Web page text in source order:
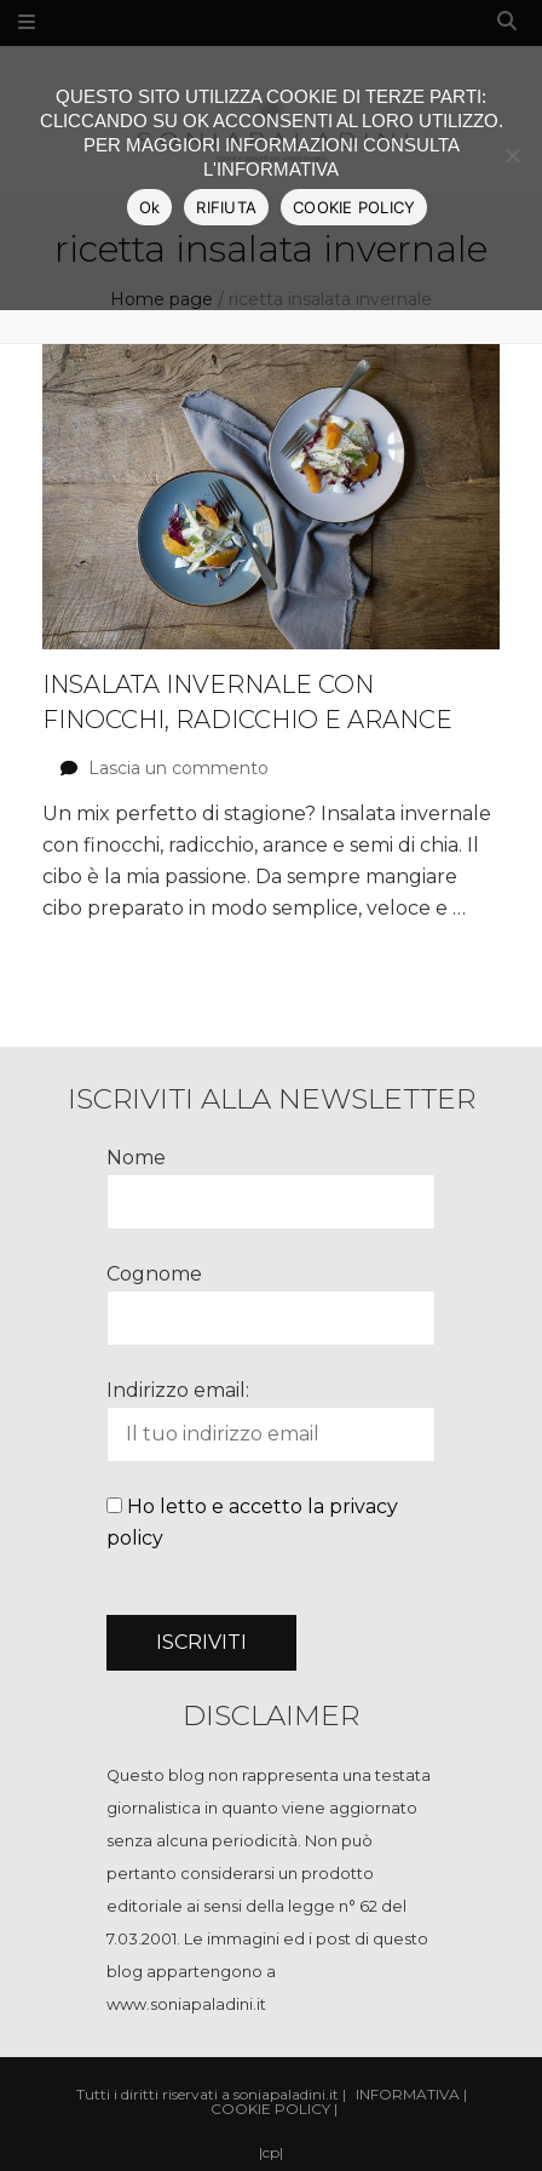
ricetta insalata invernale
Home page / ricetta insalata invernale
INSALATA INVERNALE CON
FINOCCHI, RADICCHIO E ARANCE
Lascia un commento
invernale
con
finocchi,
radicchio
e
Un mix perfetto di stagione? Insalata invernale
con finocchi, radicchio, arance e semi di chia. Il
cibo è la mia passione. Da sempre mangiare
cibo preparato in modo semplice, veloce e …
QUESTO SITO UTILIZZA COOKIE DI TERZE PARTI:
CLICCANDO SU OK ACCONSENTI AL LORO UTILIZZO.
PER MAGGIORI INFORMAZIONI CONSULTA
L'INFORMATIVA
Ok RIFIUTA COOKIE POLICY
ISCRIVITI ALLA NEWSLETTER
Nome
Cognome
Indirizzo email:
Ho letto e accetto la privacy
policy
DISCLAIMER
Questo blog non rappresenta una testata
giornalistica in quanto viene aggiornato
senza alcuna periodicità. Non può
pertanto considerarsi un prodotto
editoriale ai sensi della legge n° 62 del
7.03.2001. Le immagini ed i post di questo
blog appartengono a
www.soniapaladini.it
Tutti i diritti riservati a soniapaladini.it | INFORMATIVA|
COOKIE POLICY |
|cp|